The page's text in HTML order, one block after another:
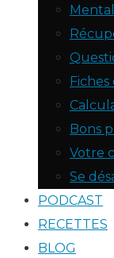
Bons
Votre
Se
PODCAST
RECETTES
BLOG